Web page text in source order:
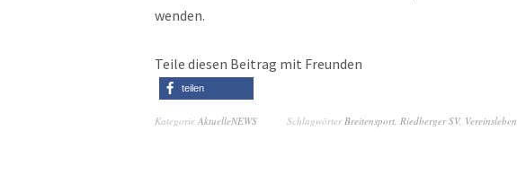
wenden.
Teile diesen Beitrag mit Freunden
teilen
Kategorie AktuelleNEWS SchlagwörterBreitensport, Riedberger SV, Vereinsleben